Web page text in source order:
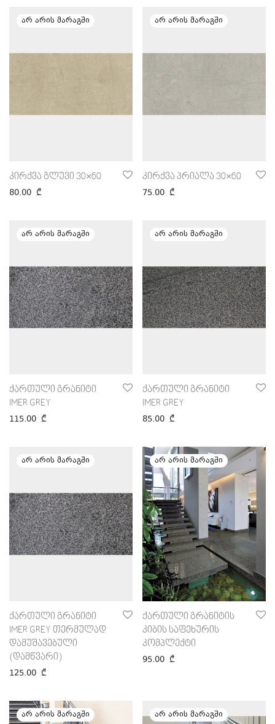
კირქვა გლუვი 30×60
80.00 ₾
კირქვა პრიალა 30×60
75.00 ₾
ქართული გრანიტი
IMER GREY
115.00 ₾
ქართული გრანიტი
IMER GREY
85.00 ₾
ქართული გრანიტი
IMER GREY თერმულად
დამუშავებული
(დამწვარი)
125.00 ₾
ქართული გრანიტის
კიბის საფეხურის
კომპლექტი
95.00 ₾